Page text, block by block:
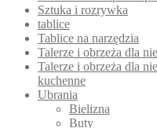
Sztuka i rozrywka
tablice
Tablice na narzędzia
Talerze i obrzeża dla
Talerze i obrzeża dla
kuchenne
Ubrania
Bielizna
Buty